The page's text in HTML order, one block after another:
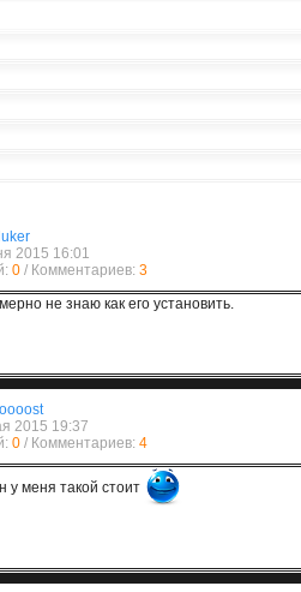
2015 16:01
0/ Комментариев: 3
не знаю как его установить.
2015 19:37
0/ Комментариев: 4
у меня такой стоит